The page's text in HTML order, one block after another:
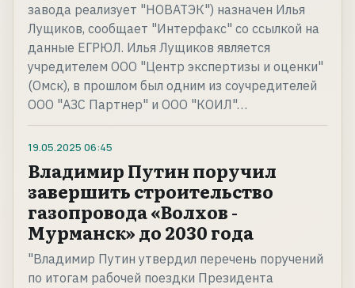
завода реализует "НОВАТЭК") назначен Илья
Лущиков, сообщает "Интерфакс" со ссылкой на
данные ЕГРЮЛ. Илья Лущиков является
учредителем ООО "Центр экспертизы и оценки"
(Омск), в прошлом был одним из соучредителей
ООО "АЗС Партнер" и ООО "КОИЛ"…
19.05.2025 06:45
Владимир Путин поручил
завершить строительство
газопровода «Волхов -
Мурманск» до 2030 года
"Владимир Путин утвердил перечень поручений
по итогам рабочей поездки Президента